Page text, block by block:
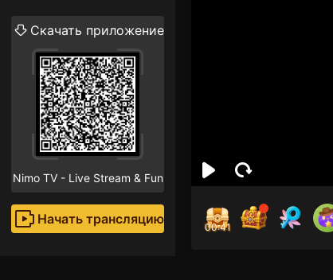
Скачать приложение
Nimo TV - Live Stream & Fun
Начать трансляцию
00:41